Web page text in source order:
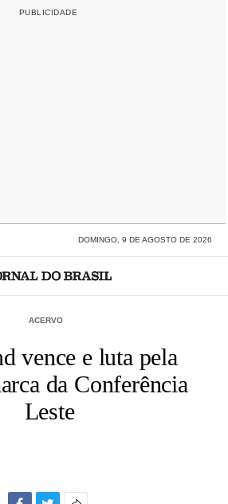
DOMINGO, 9 DE AGOSTO DE 2026
ACERVO
vence e luta pela
da Conferência
Leste